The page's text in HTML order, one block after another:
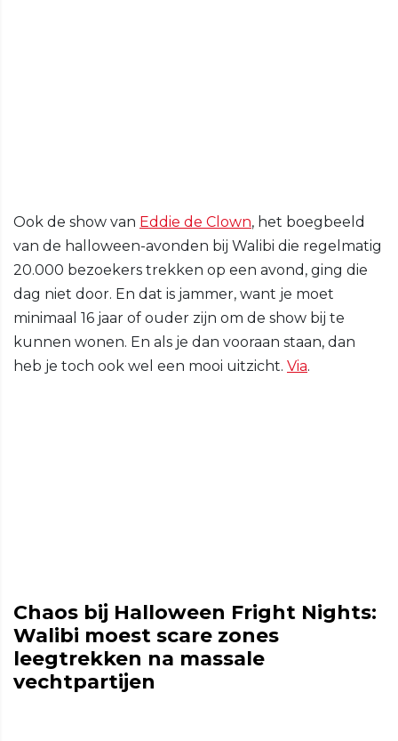
Ook de show van Eddie de Clown, het boegbeeld
van de halloween-avonden bij Walibi die regelmatig
20.000 bezoekers trekken op een avond, ging die
dag niet door. En dat is jammer, want je moet
minimaal 16 jaar of ouder zijn om de show bij te
kunnen wonen. En als je dan vooraan staan, dan
heb je toch ook wel een mooi uitzicht. Via.
Chaos bij Halloween Fright Nights:
Walibi moest scare zones
leegtrekken na massale
vechtpartijen